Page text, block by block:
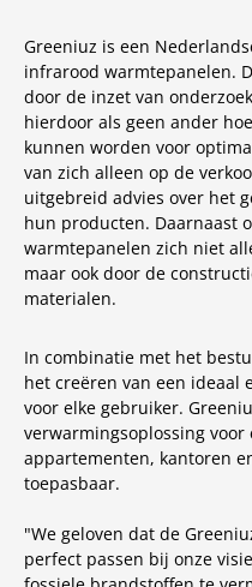
Greeniuz is een
infrarood warmtepanelen.
door de inzet van
hierdoor als geen ander
kunnen worden voor
van zich alleen op de
uitgebreid advies over het
hun producten. Daarnaast
warmtepanelen zich niet
maar ook door de
materialen.
In combinatie met het
het creëren van een ideaal
voor elke gebruiker.
verwarmingsoplossing voor
appartementen, kantoren
toepasbaar.
"We geloven dat de
perfect passen bij onze